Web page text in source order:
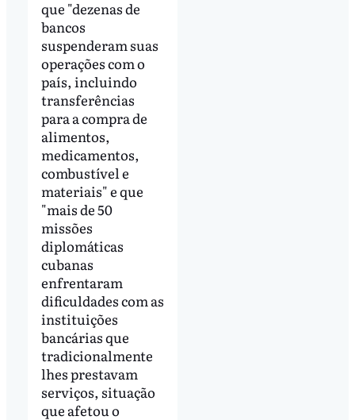
que "dezenas de
bancos
suspenderam suas
operações com o
país, incluindo
transferências
para a compra de
alimentos,
medicamentos,
combustível e
materiais" e que
"mais de 50
missões
diplomáticas
cubanas
enfrentaram
dificuldades com as
instituições
bancárias que
tradicionalmente
lhes prestavam
serviços, situação
que afetou o